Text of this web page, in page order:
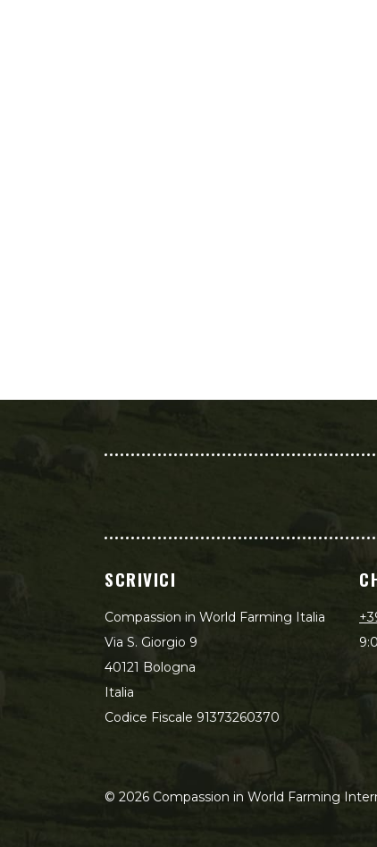
SCRIVICI
Compassion in World Farming Italia
Via S. Giorgio 9
40121 Bologna
Italia
Codice Fiscale 91373260370
© 2026 Compassion in World Farming